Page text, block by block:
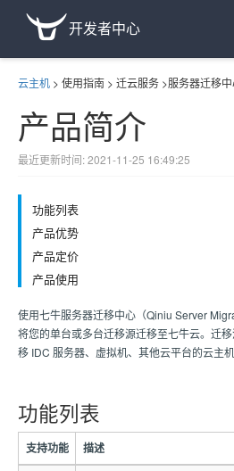
开发者中心
云主机 > 使用指南 > 迁云服务 >服务器迁移
产品简介
最近更新时间: 2021-11-25 16:49:25
功能列表
产品优势
产品定价
产品使用
使用七牛服务器迁移中心（Qiniu Server
将您的单台或多台迁移源迁移至七牛云。迁
移 IDC 服务器、虚拟机、其他云平台的云主
功能列表
支持功能 描述